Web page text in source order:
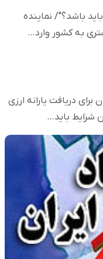
باشد؟"/ نماینده
به کشور وارد…
دریافت یارانه ارزی
شرایط باید…